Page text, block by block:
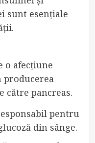
sunt esențiale
o afecțiune
producerea
către pancreas.
pentru
din sânge.